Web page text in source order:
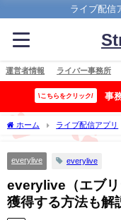
ライブ配信
運営者情報 ライバー事務所
\こちらをクリック/ 事
ホーム ライブ配信アプリ
とは？無料で獲得する方法も解
everylive everylive
everylive（エブリ
獲得する方法も解